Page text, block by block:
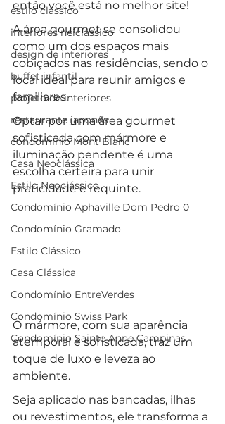
estilo clássico
interiores neiclássico
design de interiores
buffet infantil
projeto de interiores
restaurante japonês
condomínio Mont Blanc
Casa Neoclássica
Estilo Neoclássico
Condomínio Aphaville Dom Pedro 0
Condomínio Gramado
Estilo Clássico
Casa Clássica
Condomínio EntreVerdes
Condomínio Swiss Park
Condomínio Sainte Anne Campinas
então você está no melhor site!
A área gourmet se consolidou
como um dos espaços mais
cobiçados nas residências, sendo o
local ideal para reunir amigos e
familiares.
Optar por uma área gourmet
sofisticada com mármore e
iluminação pendente é uma
escolha certeira para unir
praticidade e requinte.
O mármore, com sua aparência
atemporal e sofisticada, traz um
toque de luxo e leveza ao
ambiente.
Seja aplicado nas bancadas, ilhas
ou revestimentos, ele transforma a